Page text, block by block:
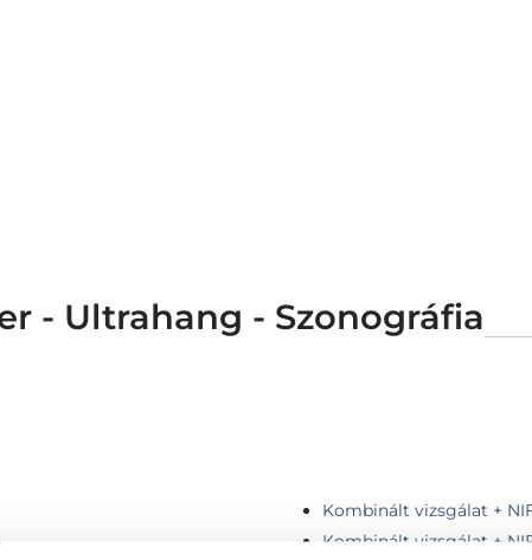
- Ultrahang - Szonográfia
Kombinált vizsgálat +
Kombinált vizsgálat +